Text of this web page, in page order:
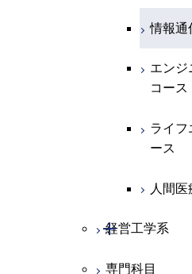
エネル
物質
地球生
エンジ
ライフ
原子核
人間
エネル
エネル
ース
情報通
エンジ
コース
ライフ
ース
人間
経営工学系
開閉
経営工
専門科目